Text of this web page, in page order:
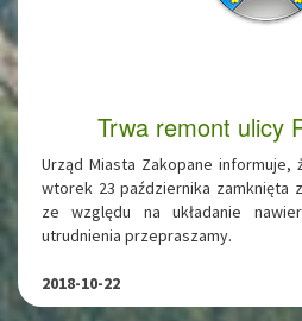
Trwa remont ulicy
Urząd Miasta Zakopane informuje,
wtorek 23 października zamknięta
ze względu na układanie
utrudnienia przepraszamy.
2018-10-22